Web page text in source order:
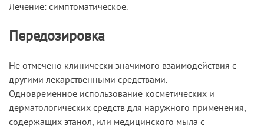
Лечение: симптоматическое.
Передозировка
Не отмечено клинически значимого взаимодействия с
другими лекарственными средствами.
Одновременное использование косметических и
дерматологических средств для наружного применения,
содержащих этанол, или медицинского мыла с